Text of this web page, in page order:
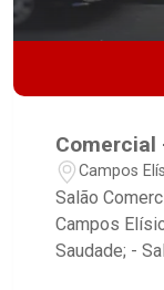
Comercial
Campos
Salão
Campos
Saudade; - Salão 60,75m² ( 4,5 X 13,5 ) em vão